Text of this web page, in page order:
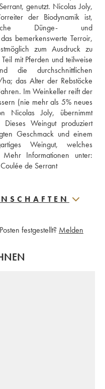
genutzt. Nicolas Joly,
der Biodynamik ist,
Dünge- und
bemerkenswerte Terroir,
zum Ausdruck zu
mit Pferden und teilweise
die durchschnittlichen
das Alter der Rebstöcke
Im Weinkeller reift der
(nie mehr als 5% neues
Nicolas Joly, übernimmt
Dieses Weingut produziert
Geschmack und einem
Weingut, welches
de Serrant
festgestellt? Melden